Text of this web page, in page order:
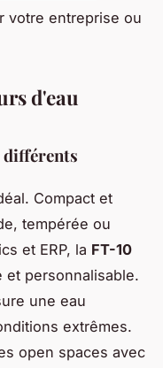
votre entreprise ou
d'eau
différents
Compact et
tempérée ou
et ERP, la FT-10
et personnalisable.
une eau
extrêmes.
open spaces avec